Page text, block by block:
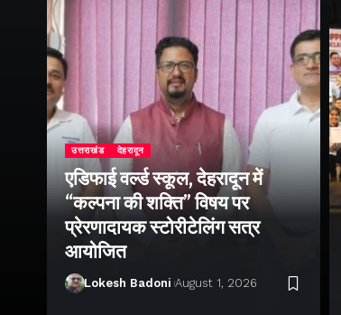
उत्तराखंड देहरादून
एडिफाई वर्ल्ड स्कूल, देहरादून में
“कल्पना की शक्ति” विषय पर
प्रेरणादायक स्टोरीटेलिंग सत्र
आयोजित
Lokesh Badoni August 1, 2026